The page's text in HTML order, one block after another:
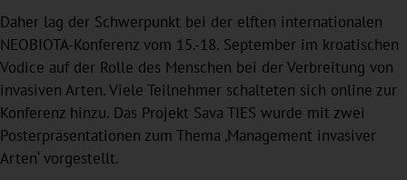
Daher lag der Schwerpunkt bei der elften internationalen
NEOBIOTA-Konferenz vom 15.-18. September im kroatischen
Vodice auf der Rolle des Menschen bei der Verbreitung von
invasiven Arten. Viele Teilnehmer schalteten sich online zur
Konferenz hinzu. Das Projekt Sava TIES wurde mit zwei
Posterpräsentationen zum Thema ‚Management invasiver
Arten‘ vorgestellt.